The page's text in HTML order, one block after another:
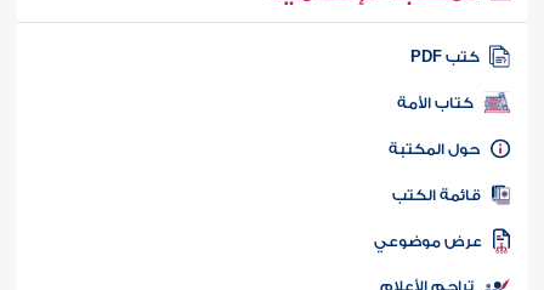
كتب PDF
كتاب الأمة
المكتبة
الكتب